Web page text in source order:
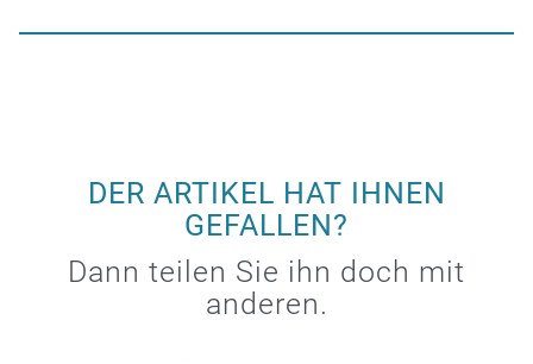
DER ARTIKEL HAT IHNEN
GEFALLEN?
Dann teilen Sie ihn doch mit
anderen.